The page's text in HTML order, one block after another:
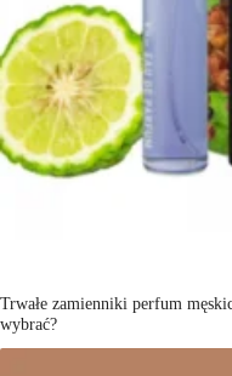
Trwałe zamienniki perfum
wybrać?